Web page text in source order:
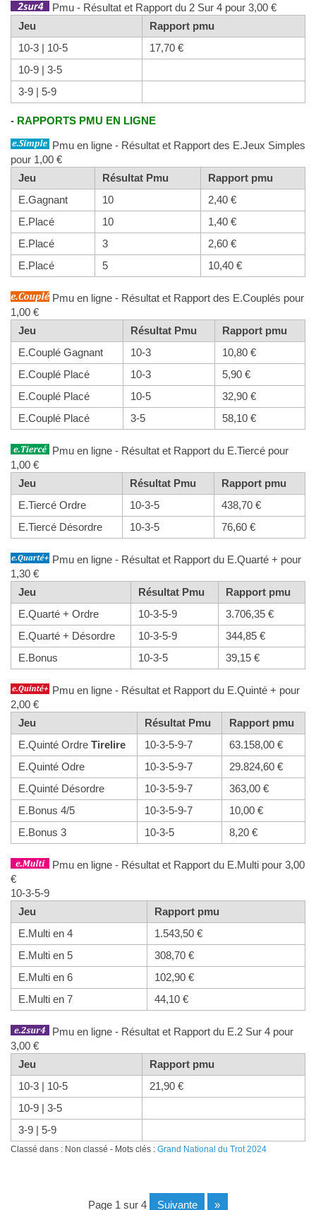
Pmu - Résultat et Rapport du 2 Sur 4 pour 3,00 €
Jeu
Rapport pmu
10-3 | 10-5
17,70 €
10-9 | 3-5
3-9 | 5-9
- RAPPORTS PMU EN LIGNE
Pmu en ligne - Résultat et Rapport des E.Jeux Simples
pour 1,00 €
Jeu
Résultat Pmu
Rapport pmu
E.Gagnant
10
2,40 €
E.Placé
10
1,40 €
E.Placé
3
2,60 €
E.Placé
5 10,40 €
Pmu en ligne - Résultat et Rapport des E.Couplés pour
1,00 €
Jeu
Résultat Pmu
Rapport pmu
E.Couplé Gagnant
10-3
10,80 €
E.Couplé Placé
10-3
5,90 €
E.Couplé Placé
10-5
32,90 €
E.Couplé Placé
3-5 58,10 €
Pmu en ligne - Résultat et Rapport du E.Tiercé pour
1,00 €
Jeu
Résultat Pmu
Rapport pmu
E.Tiercé Ordre
10-3-5
438,70 €
E.Tiercé Désordre
10-3-5 76,60 €
Pmu en ligne - Résultat et Rapport du E.Quarté + pour
1,30 €
Jeu
Résultat Pmu
Rapport pmu
E.Quarté + Ordre
10-3-5-9
3.706,35 €
E.Quarté + Désordre
10-3-5-9
344,85 €
E.Bonus
10-3-5 39,15 €
Pmu en ligne - Résultat et Rapport du E.Quinté + pour
2,00 €
Jeu
Résultat Pmu
Rapport pmu
E.Quinté OrdreTirelire 10-3-5-9-7
63.158,00 €
E.Quinté Odre
10-3-5-9-7
29.824,60 €
E.Quinté Désordre
10-3-5-9-7
363,00 €
E.Bonus 4/5
10-3-5-9-7
10,00 €
E.Bonus 3
10-3-5 8,20 €
Pmu en ligne - Résultat et Rapport du E.Multi pour 3,00
€
10-3-5-9
Jeu
Rapport pmu
E.Multi en 4
1.543,50 €
E.Multi en 5
308,70 €
E.Multi en 6
102,90 €
E.Multi en 7
44,10 €
Pmu en ligne - Résultat et Rapport du E.2 Sur 4 pour
3,00 €
Jeu
Rapport pmu
10-3 | 10-5
21,90 €
10-9 | 3-5
3-9 | 5-9
Classé dans : Non classé - Mots clés : Grand National du Trot 2024
page 1 sur 4 suivante »